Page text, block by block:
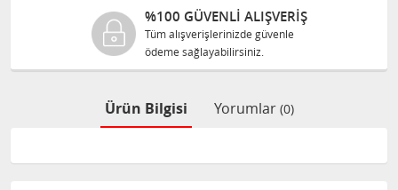
%100 GÜVENLİ ALIŞVERİŞ
Tüm alışverişlerinizde güvenle
ödeme sağlayabilirsiniz.
Ürün Bilgisi Yorumlar (0)